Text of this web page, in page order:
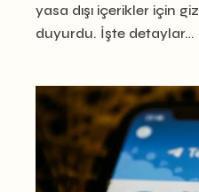
yasa dışı içerikler için
duyurdu. İşte detaylar…